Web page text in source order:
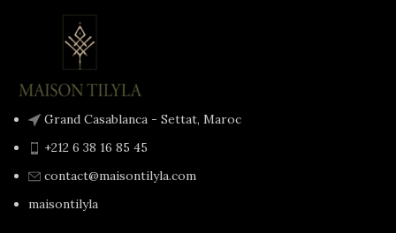
Grand Casablanca - Settat, Maroc
+212 6 38 16 85 45
contact@maisontilyla.com
maisontilyla